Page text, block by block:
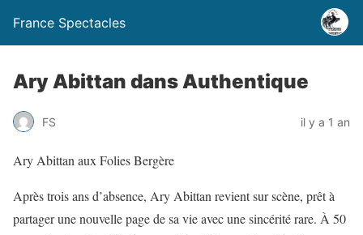
France Spectacles
Ary Abittan dans Authentique
FS il y a 1 an
Ary Abittan aux Folies Bergère
Après trois ans d’absence, Ary Abittan revient sur scène, prêt à
partager une nouvelle page de sa vie avec une sincérité rare. À 50